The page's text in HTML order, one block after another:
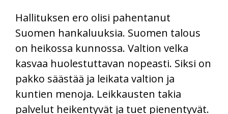
Hallituksen ero olisi pahentanut
Suomen hankaluuksia. Suomen talous
on heikossa kunnossa. Valtion velka
kasvaa huolestuttavan nopeasti. Siksi on
pakko säästää ja leikata valtion ja
kuntien menoja. Leikkausten takia
palvelut heikentyvät ja tuet pienentyvät.